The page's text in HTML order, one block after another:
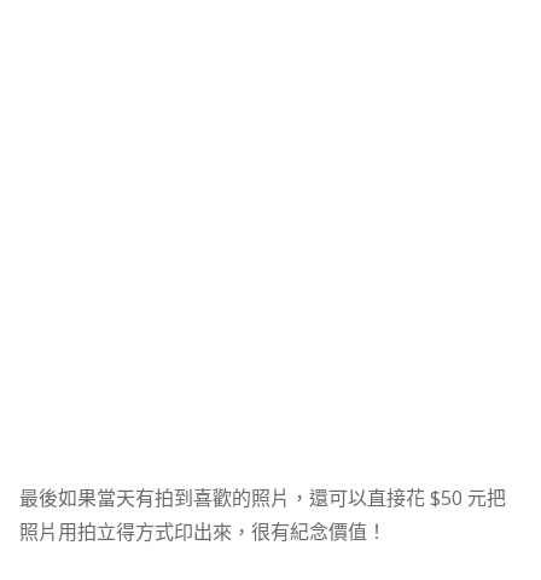
最後如果當天有拍到喜歡的照片，還可以直接花 $50 元把
照片用拍立得方式印出來，很有紀念價值！